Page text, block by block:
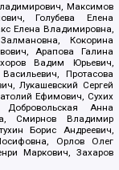
Максимов
Голубева Елена
Елена Владимировна,
Кокорина
Арапова Галина
Вадим Юрьевич,
Протасова
Лукашевский Сергей
Ефимович, Сухих
Анна
Смирнов Владимир
Борис Андреевич,
Орлов Олег
Маркович, Захаров